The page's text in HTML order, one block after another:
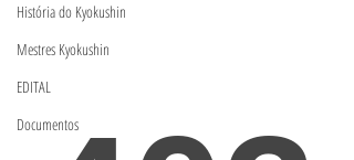
História do Kyokushin
Mestres Kyokushin
EDITAL
Documentos